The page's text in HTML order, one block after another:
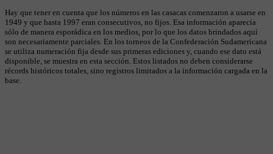
Hay que tener en cuenta que los números en las casacas comenzaron a usarse en
1949 y que hasta 1997 eran consecutivos, no fijos. Esa información aparecía
sólo de manera esporádica en los medios, por lo que los datos brindados aquí
son necesariamente parciales. En los torneos de la Confederación Sudamericana
se utiliza numeración fija desde sus primeras ediciones y, cuando ese dato está
disponible, se muestra en esta sección. Estos listados no deben considerarse
récords históricos totales, sino registros limitados a la información cargada en la
base.